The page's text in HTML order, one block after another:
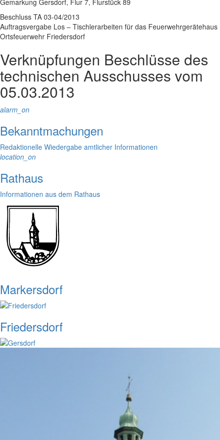
Gemarkung Gersdorf, Flur 7, Flurstück 89
Beschluss TA 03-04/2013
Auftragsvergabe Los – Tischlerarbeiten für das Feuerwehrgerätehaus
Ortsfeuerwehr Friedersdorf
Verknüpfungen Beschlüsse des
technischen Ausschusses vom
05.03.2013
alarm_on
Bekanntmachungen
Redaktionelle Wiedergabe amtlicher Informationen
location_on
Rathaus
Informationen aus dem Rathaus
Markersdorf
Friedersdorf